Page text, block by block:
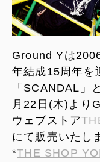
Ground Yは
年結成15周年を
「SCANDAL」
月22日(木)より
ウェブストア
にて販売いたし
*THE SHOP